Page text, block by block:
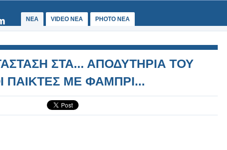
ΝΕΑ VIDEO NEA PHOTO NEA
ΣΤΑ... ΑΠΟΔΥΤΗΡΙΑ ΤΟΥ
ΠΑΙΚΤΕΣ ΜΕ ΦΑΜΠΡΙ...